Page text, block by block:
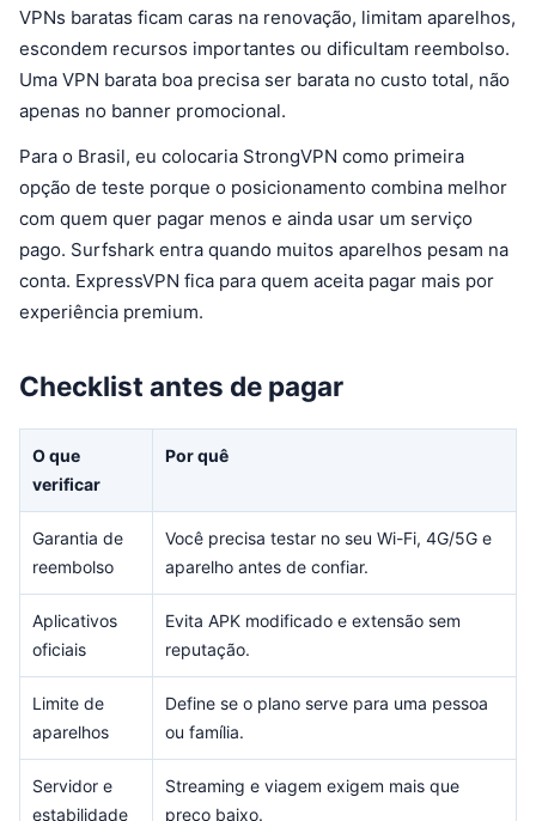
VPNs baratas ficam caras na renovação, limitam aparelhos,
escondem recursos importantes ou dificultam reembolso.
Uma VPN barata boa precisa ser barata no custo total, não
apenas no banner promocional.
Para o Brasil, eu colocaria StrongVPN como primeira
opção de teste porque o posicionamento combina melhor
com quem quer pagar menos e ainda usar um serviço
pago. Surfshark entra quando muitos aparelhos pesam na
conta. ExpressVPN fica para quem aceita pagar mais por
experiência premium.
Checklist antes de pagar
O que
verificar
Por quê
Garantia de
reembolso
Você precisa testar no seu Wi-Fi, 4G/5G e
aparelho antes de confiar.
Aplicativos
oficiais
Evita APK modificado e extensão sem
reputação.
Limite de
aparelhos
Define se o plano serve para uma pessoa
ou família.
Servidor e
estabilidade
Streaming e viagem exigem mais que
preço baixo.